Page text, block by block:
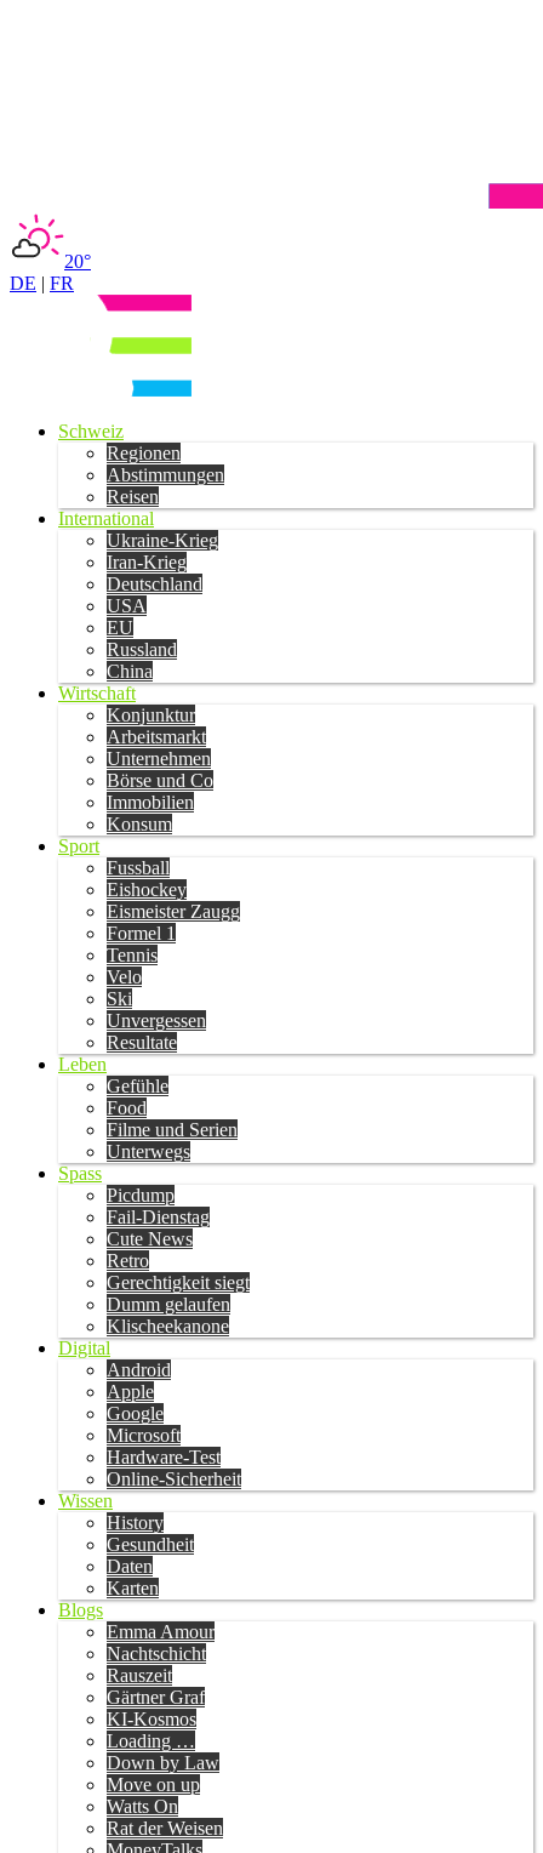
20°
DE | FR
Schweiz
Regionen
Abstimmungen
Reisen
International
Ukraine-Krieg
Iran-Krieg
Deutschland
USA
EU
Russland
China
Wirtschaft
Konjunktur
Arbeitsmarkt
Unternehmen
Börse und Co
Immobilien
Konsum
Sport
Fussball
Eishockey
Eismeister Zaugg
Formel 1
Tennis
Velo
Ski
Unvergessen
Resultate
Leben
Gefühle
Food
Filme und Serien
Unterwegs
Spass
Picdump
Fail-Dienstag
Cute News
Retro
Gerechtigkeit siegt
Dumm gelaufen
Klischeekanone
Digital
Android
Apple
Google
Microsoft
Hardware-Test
Online-Sicherheit
Wissen
History
Gesundheit
Daten
Karten
Blogs
Emma Amour
Nachtschicht
Rauszeit
Gärtner Graf
KI-Kosmos
Loading …
Down by Law
Move on up
Watts On
Rat der Weisen